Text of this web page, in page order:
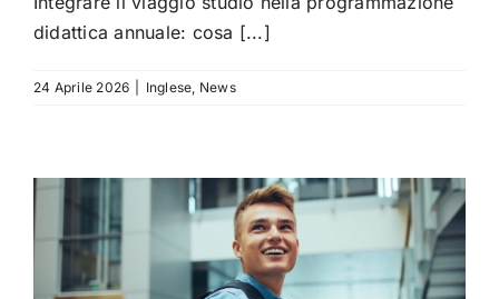
didattica annuale: cosa [...]
24 Aprile 2026 Inglese, News